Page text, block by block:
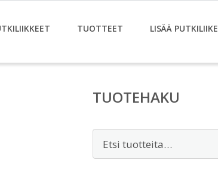
TUOTTEET LISÄÄ PUTKILIIKE
TUOTEHAKU